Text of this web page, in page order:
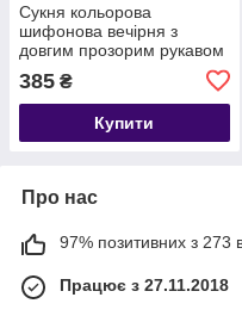
Сукня кольорова
шифонова вечірня з
довгим прозорим рукавом
385 ₴
Купити
Про нас
97% позитивних з 273
Працює з 27.11.2018